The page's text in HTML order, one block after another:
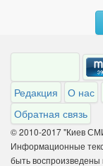
Редакция О нас
Обратная связь
© 2010-2017 "Киев
Информационные
быть